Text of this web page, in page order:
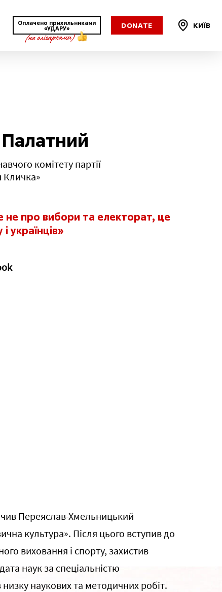
Оплачено прихильниками
«УДАРУ» DONATE КИЇВ
Хмельницька
Черкаська
Чернігівська
комітету партії
Кличка»
не про вибори та електорат, це
українців»
Переяслав-Хмельницький
культура». Після цього вступив до
виховання і спорту, захистив
наук за спеціальністю
наукових та методичних робіт.